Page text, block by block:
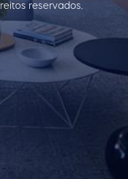
reservados.